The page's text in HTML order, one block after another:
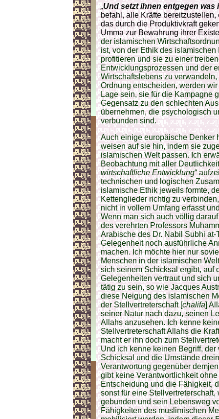
„Und setzt ihnen entgegen was
befahl, alle Kräfte
das durch die Produktivkraft
Umma zur Bewahrung ihrer
der islamischen
ist, von der Ethik des
profitieren und sie zu einer
Entwicklungsprozessen und der
Wirtschaftslebens zu
Ordnung entscheiden, werden
Lage sein, sie für die Kampagne
Gegensatz zu den schlechten
übernehmen, die psychologisch
verbunden sind.
Auch einige europäische Denker
weisen auf sie hin, indem sie
islamischen Welt passen. Ich
Beobachtung mit aller
wirtschaftliche Entwicklung“
technischen und logischen
islamische Ethik jeweils formte,
Kettenglieder richtig zu
nicht in vollem Umfang erfasst
Wenn man sich auch völlig
des verehrten Professors
Arabische des Dr. Nabil Subhi
Gelegenheit noch ausführliche
machen. Ich möchte hier nur
Menschen in der islamischen
sich seinem Schicksal ergibt, auf
Gelegenheiten vertraut und sich
tätig zu sein, so wie Jacques
diese Neigung des islamischen
der Stellvertreterschaft [chalifa]
seiner Natur nach dazu, seinen
Allahs anzusehen. Ich kenne
Stellvertreterschaft Allahs die
macht er ihn doch zum
Und ich kenne keinen Begriff,
Schicksal und die Umstände
Verantwortung gegenüber
gibt keine Verantwortlichkeit
Entscheidung und die Fähigkeit,
sonst für eine
gebunden und sein Lebensweg
Fähigkeiten des muslimischen